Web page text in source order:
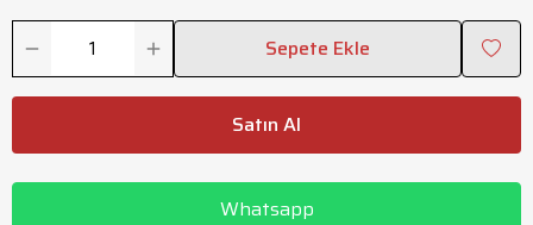
Sepete Ekle
Satın Al
Whatsapp